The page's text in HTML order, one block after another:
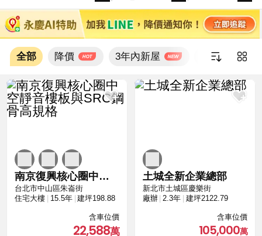
全部 降價 3年內新屋 新上架
南京復興核心圈中空靜音樓板與SRC鋼骨高規格
台北市中山區朱崙街
住宅大樓
15.5年 建坪198.88
含車位價
22,588
土城全新企業總部
新北市土城區慶樂街
廠辦
2.3年 建坪2122.79
含車位價
105,000